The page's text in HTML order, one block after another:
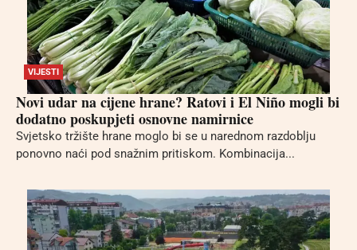
VIJESTI
Novi udar na cijene hrane? Ratovi i El Niño mogli bi
dodatno poskupjeti osnovne namirnice
Svjetsko tržište hrane moglo bi se u narednom razdoblju
ponovno naći pod snažnim pritiskom. Kombinacija...